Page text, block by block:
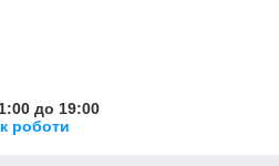
до 19:00
роботи